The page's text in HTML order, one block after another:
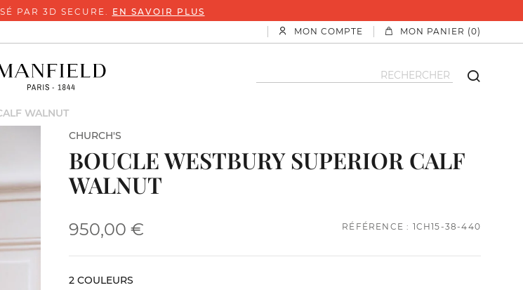
MON COMPTE MON PANIER (0)
WALNUT
CHURCH'S
BOUCLE WESTBURY SUPERIOR CALF
WALNUT
950,00 € RÉFÉRENCE : 1CH15-38-440
2 COULEURS